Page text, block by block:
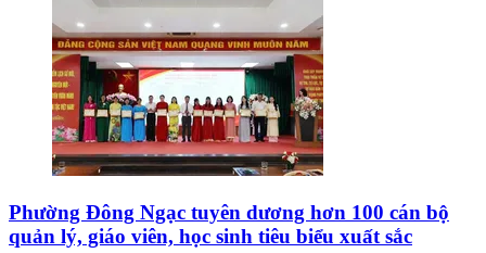
Phường Đông Ngạc tuyên dương hơn 100 cán bộ
quản lý, giáo viên, học sinh tiêu biểu xuất sắc